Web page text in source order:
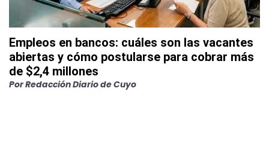
Empleos en bancos: cuáles son las vacantes
abiertas y cómo postularse para cobrar más
de $2,4 millones
PorRedacción Diario de Cuyo